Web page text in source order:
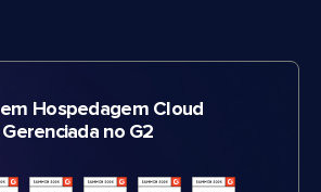
Hospedagem Cloud
Gerenciada no G2